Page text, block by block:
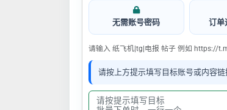
无需账号密码 订单
请输入 纸飞机|tg|电报 帖子 例如 https://
请按上方提示填写目标账号或内容